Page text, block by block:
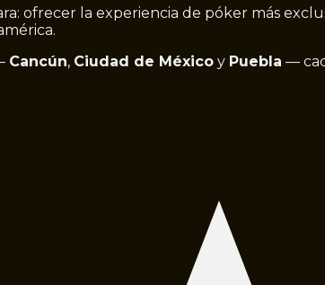
ofrecer la experiencia de póker más
Cancún, Ciudad de México y Puebla —